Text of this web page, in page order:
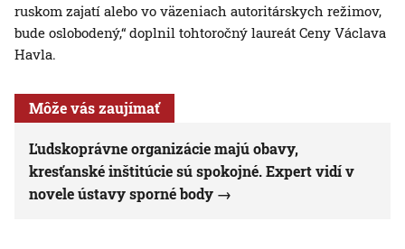
ruskom zajatí alebo vo väzeniach autoritárskych režimov,
bude oslobodený,“ doplnil tohtoročný laureát Ceny Václava
Havla.
Môže vás zaujímať
Ľudskoprávne organizácie majú obavy,
kresťanské inštitúcie sú spokojné. Expert vidí v
novele ústavy sporné body